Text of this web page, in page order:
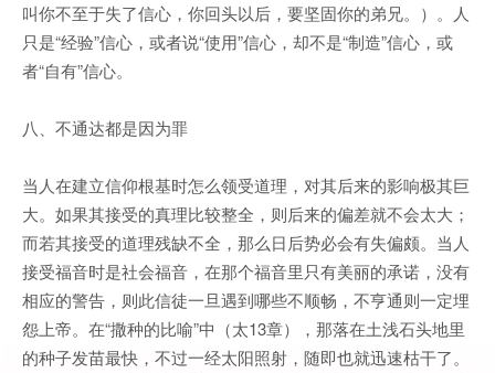
叫你不至于失了信心，你回头以后，要坚固你的弟兄。）。人
只是“经验”信心，或者说“使用”信心，却不是“制造”信心，或
者“自有”信心。
八、不通达都是因为罪
当人在建立信仰根基时怎么领受道理，对其后来的影响极其巨
大。如果其接受的真理比较整全，则后来的偏差就不会太大；
而若其接受的道理残缺不全，那么日后势必会有失偏颇。当人
接受福音时是社会福音，在那个福音里只有美丽的承诺，没有
相应的警告，则此信徒一旦遇到哪些不顺畅，不亨通则一定埋
怨上帝。在“撒种的比喻”中（太13章），那落在土浅石头地里
的种子发苗最快，不过一经太阳照射，随即也就迅速枯干了。